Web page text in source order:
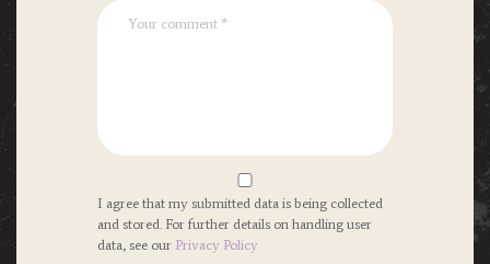
I agree that my submitted data is being collected
and stored. For further details on handling user
data, see our Privacy Policy